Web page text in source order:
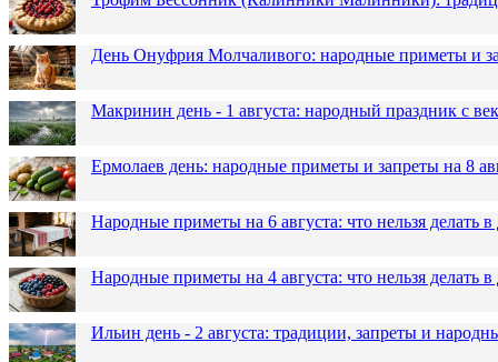
День Онуфрия Молчаливого: народные приметы и
Макринин день - 1 августа: народный праздник с
Ермолаев день: народные приметы и запреты на 8
Народные приметы на 6 августа: что нельзя делать
Народные приметы на 4 августа: что нельзя
Ильин день - 2 августа: традиции, запреты и